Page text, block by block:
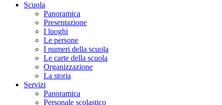
Scuola
Panoramica
Presentazione
I luoghi
Le persone
I numeri della scuola
Le carte della scuola
Organizzazione
La storia
Servizi
Panoramica
Personale scolastico